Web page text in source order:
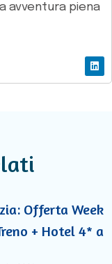
avventura piena
Offerta Week
+ Hotel 4* a